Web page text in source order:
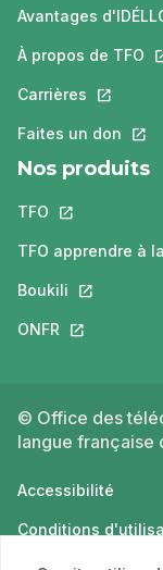
Avantages
À propos de TFO
Carrières Ce lien
Faites un don Ce
Nos produits
TFO Ce lien
TFO apprendre à
Boukili Ce lien
ONFR Ce lien
© Office des
langue française
Accessibilité
Conditions